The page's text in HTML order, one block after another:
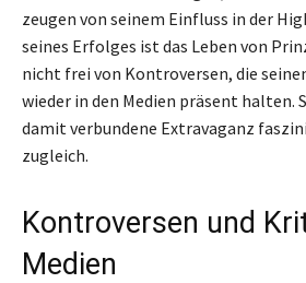
zeugen von seinem Einfluss in der
seines Erfolges ist das Leben von
nicht frei von Kontroversen, die
wieder in den Medien präsent halten.
damit verbundene Extravaganz
zugleich.
Kontroversen und
Medien